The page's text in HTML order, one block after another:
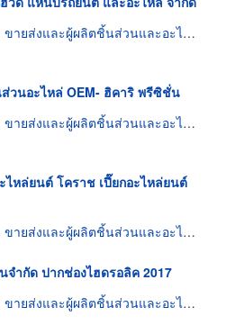
ขายส่งและผู้ผลิตชิ้นส่วนและอะไหล่รถยนต์
วนอะไหล่ OEM- ฮิคาริ พรีซิชั่น
ขายส่งและผู้ผลิตชิ้นส่วนและอะไหล่รถยนต์
ไหล่ยนต์ โคราช เปี๊ยกอะไหล่ยนต์
ขายส่งและผู้ผลิตชิ้นส่วนและอะไหล่รถยนต์
จำกัด ปากช่องไฮดรอลิค 2017
ขายส่งและผู้ผลิตชิ้นส่วนและอะไหล่รถยนต์